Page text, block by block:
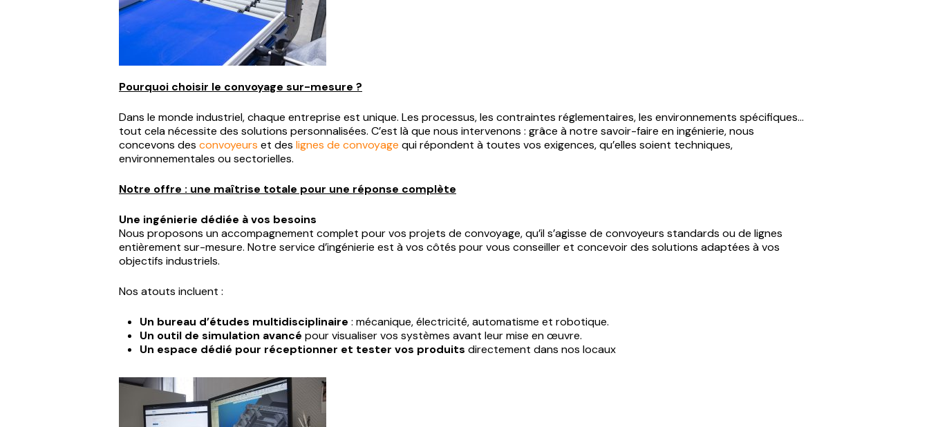
Pourquoi choisir le convoyage sur-mesure ?
Dans le monde industriel, chaque entreprise est unique. Les processus, les contraintes réglementaires, les environnements spécifiques…
tout cela nécessite des solutions personnalisées. C’est là que nous intervenons : grâce à notre savoir-faire en ingénierie, nous
concevons des convoyeurs et des lignes de convoyage qui répondent à toutes vos exigences, qu’elles soient techniques,
environnementales ou sectorielles.
Notre offre : une maîtrise totale pour une réponse complète
Une ingénierie dédiée à vos besoins
Nous proposons un accompagnement complet pour vos projets de convoyage, qu’il s’agisse de convoyeurs standards ou de lignes
entièrement sur-mesure. Notre service d’ingénierie est à vos côtés pour vous conseiller et concevoir des solutions adaptées à vos
objectifs industriels.
Nos atouts incluent :
Un bureau d’études multidisciplinaire : mécanique, électricité, automatisme et robotique.
Un outil de simulation avancé pour visualiser vos systèmes avant leur mise en œuvre.
Un espace dédié pour réceptionner et tester vos produits directement dans nos locaux